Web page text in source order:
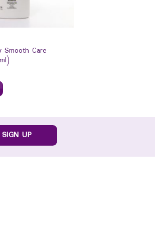
Smooth Care
SIGN UP